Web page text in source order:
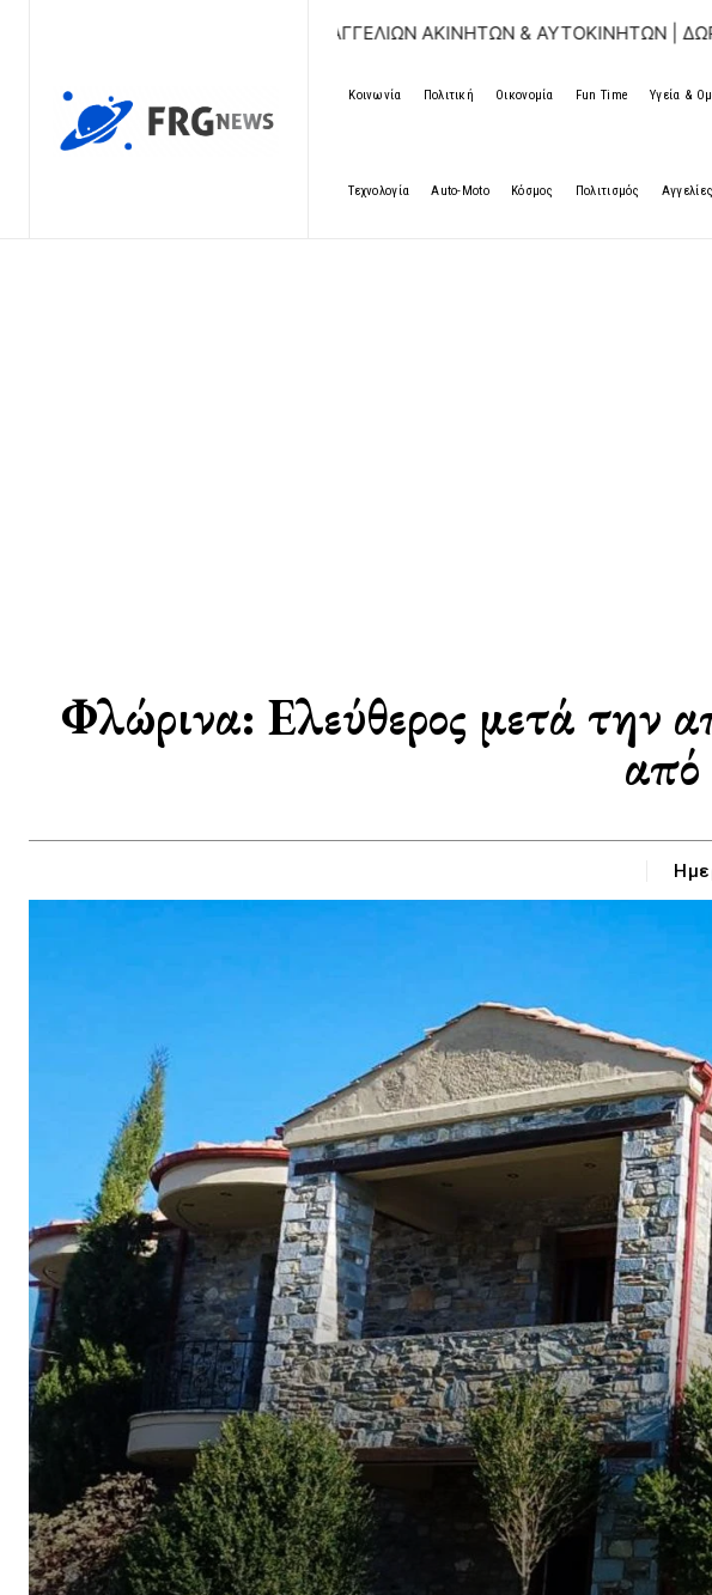
ΔΩΡΕΑΝ ΚΑΤΑΧΩΡΗΣΗ ΑΓΓΕΛΙΩΝ ΑΚΙΝΗΤΩΝ & ΑΥΤΟΚΙΝΗΤΩΝ | ΔΩΡΕΑΝ
Κοινωνία Πολιτική Οικονομία Fun Time Υγεία &
Τεχνολογία Auto-Moto Κόσμος Πολιτισμός Αγγελίες
Φλώρινα: Ελεύθερος μετά την
από